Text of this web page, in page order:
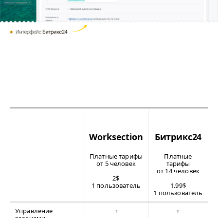
Worksection
Платные тарифы
от 5 человек
2$
1 пользователь
Битрикс24
Платные
тарифы
от 14 человек
1.99$
1 пользователь
Управление
+ +